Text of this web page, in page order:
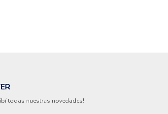
todas nuestras novedades!